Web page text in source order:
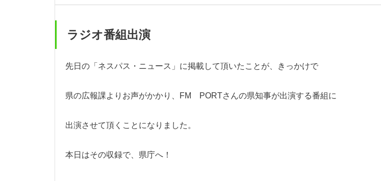
ラジオ番組出演
先日の「ネスパス・ニュース」に掲載して頂いたことが、きっかけで
県の広報課よりお声がかかり、FM PORTさんの県知事が出演する番組に
出演させて頂くことになりました。
本日はその収録で、県庁へ！